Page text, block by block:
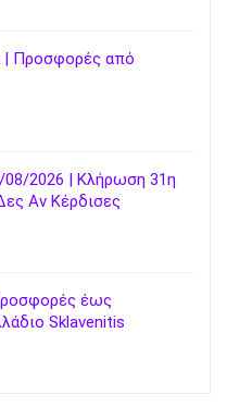
| Προσφορές από
08/2026 | Κλήρωση 31η
Αν Κέρδισες
έως
Sklavenitis